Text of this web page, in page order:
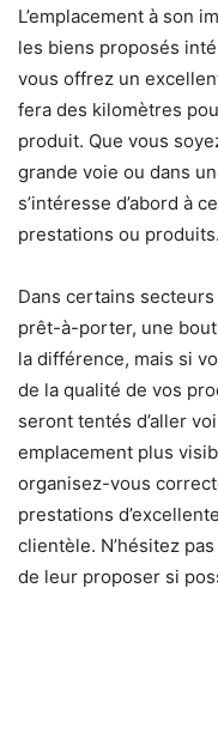
L’emplacement à son
les biens proposés
vous offrez un
fera des kilomètres
produit. Que vous
grande voie ou dans
s’intéresse d’abord à
prestations ou produits.
Dans certains
prêt-à-porter, une
la différence, mais si
de la qualité de vos
seront tentés d’aller
emplacement plus
organisez-vous
prestations
clientèle. N’hésitez
de leur proposer si